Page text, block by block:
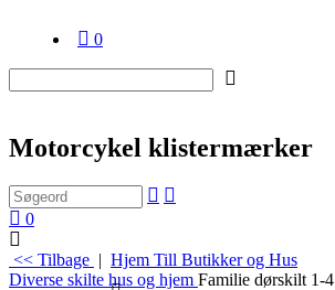
0
Motorcykel klistermærker
0
<< Tilbage | Hjem Till Butikker og Hus
Diverse skilte hus og hjem Familie dørskilt 1-4